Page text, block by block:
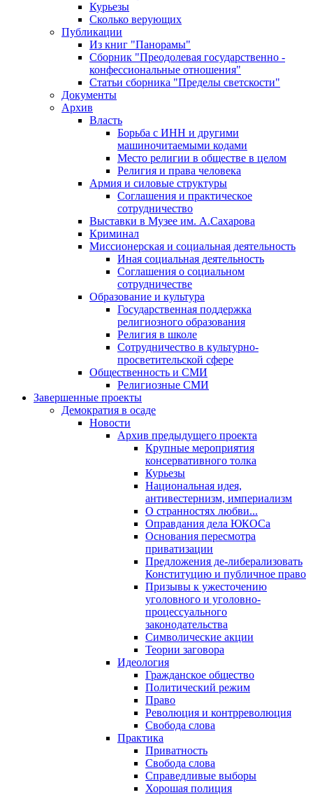
Курьезы
Сколько верующих
Публикации
Из книг "Панорамы"
Сборник "Преодолевая государственно -
конфессиональные отношения"
Статьи сборника "Пределы светскости"
Документы
Архив
Власть
Борьба с ИНН и другими
машиночитаемыми кодами
Место религии в обществе в целом
Религия и права человека
Армия и силовые структуры
Соглашения и практическое
сотрудничество
Выставки в Музее им. А.Сахарова
Криминал
Миссионерская и социальная деятельность
Иная социальная деятельность
Соглашения о социальном
сотрудничестве
Образование и культура
Государственная поддержка
религиозного образования
Религия в школе
Сотрудничество в культурно-
просветительской сфере
Общественность и СМИ
Религиозные СМИ
Завершенные проекты
Демократия в осаде
Новости
Архив предыдущего проекта
Крупные мероприятия
консервативного толка
Курьезы
Национальная идея,
антивестернизм, империализм
О странностях любви...
Оправдания дела ЮКОСа
Основания пересмотра
приватизации
Предложения де-либерализовать
Конституцию и публичное право
Призывы к ужесточению
уголовного и уголовно-
процессуального
законодательства
Символические акции
Теории заговора
Идеология
Гражданское общество
Политический режим
Право
Революция и контрреволюция
Свобода слова
Практика
Приватность
Свобода слова
Справедливые выборы
Хорошая полиция